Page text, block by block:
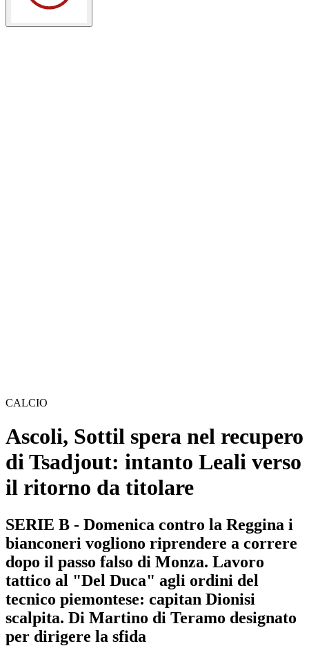
CALCIO
Ascoli, Sottil spera nel recupero
di Tsadjout: intanto Leali verso
il ritorno da titolare
SERIE B - Domenica contro la Reggina i
bianconeri vogliono riprendere a correre
dopo il passo falso di Monza. Lavoro
tattico al "Del Duca" agli ordini del
tecnico piemontese: capitan Dionisi
scalpita. Di Martino di Teramo designato
per dirigere la sfida